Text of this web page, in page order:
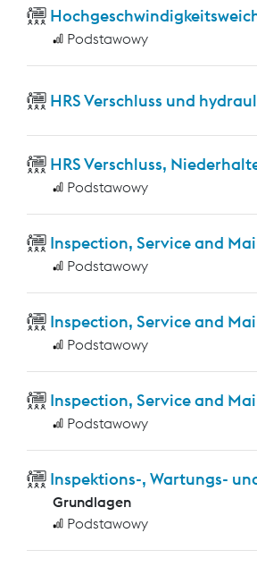
Podstawowy
HRS Verschluss und
HRS Verschluss,
Podstawowy
Inspection, Service and
Podstawowy
Inspection, Service and
Podstawowy
Inspection, Service and
Podstawowy
Inspektions-, Wartungs-
Grundlagen
Podstawowy